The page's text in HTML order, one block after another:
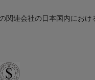
連会社の日本国内におけ